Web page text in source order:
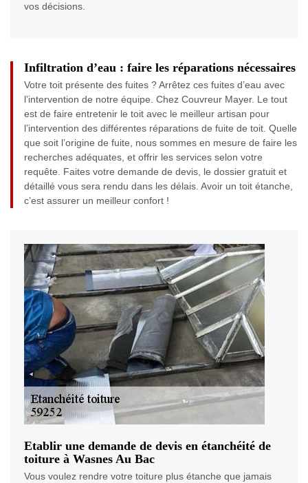
vos décisions.
Infiltration d’eau : faire les réparations nécessaires
Votre toit présente des fuites ? Arrêtez ces fuites d’eau avec
l’intervention de notre équipe. Chez Couvreur Mayer. Le tout
est de faire entretenir le toit avec le meilleur artisan pour
l’intervention des différentes réparations de fuite de toit. Quelle
que soit l’origine de fuite, nous sommes en mesure de faire les
recherches adéquates, et offrir les services selon votre
requête. Faites votre demande de devis, le dossier gratuit et
détaillé vous sera rendu dans les délais. Avoir un toit étanche,
c’est assurer un meilleur confort !
Etablir une demande de devis en étanchéité de
toiture à Wasnes Au Bac
Vous voulez rendre votre toiture plus étanche que jamais